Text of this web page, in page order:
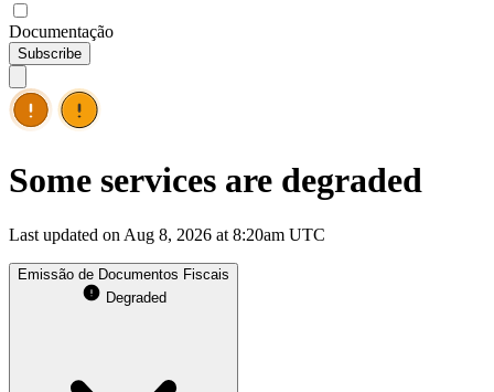
Documentação
Subscribe
Some services are degraded
Last updated on Aug 8, 2026 at 8:20am UTC
Emissão de Documentos Fiscais
Degraded